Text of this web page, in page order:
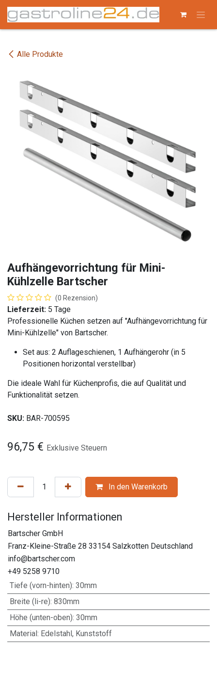
Zum Inhalt springen
Alle Produkte
Aufhängevorrichtung für Mini-
Kühlzelle Bartscher
(0 Rezension)
Lieferzeit: 5 Tage
Professionelle Küchen setzen auf "Aufhängevorrichtung für
Mini-Kühlzelle" von Bartscher.
Set aus: 2 Auflageschienen, 1 Aufhängerohr (in 5
Positionen horizontal verstellbar)
Die ideale Wahl für Küchenprofis, die auf Qualität und
Funktionalität setzen.
SKU: BAR-700595
96,75 € Exklusive Steuern
In den Warenkorb
Hersteller Informationen
Bartscher GmbH
Franz-Kleine-Straße 28 33154 Salzkotten Deutschland
info@bartscher.com
+49 5258 9710
Tiefe (vorn-hinten): 30mm
Breite (li-re): 830mm
Höhe (unten-oben): 30mm
Material: Edelstahl, Kunststoff